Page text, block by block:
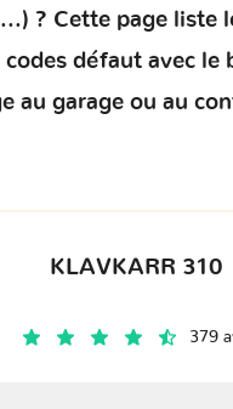
? Cette page liste
codes défautavec le
au garage ou au
KLAVKARR 310
379